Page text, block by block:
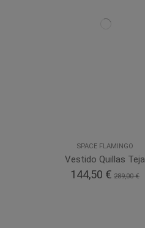
SPACE FLAMINGO
Vestido Quillas Teja
144,50 € 289,00 €